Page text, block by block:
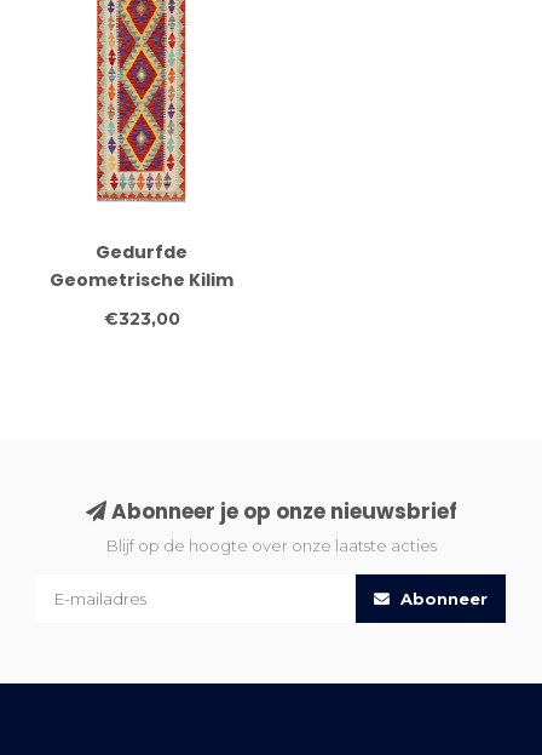
Gedurfde
Geometrische Kilim
Loper – Handgeweven
Wol – 244x83 cm
€323,00
Abonneer je op onze nieuwsbrief
Blijf op de hoogte over onze laatste acties
Abonneer